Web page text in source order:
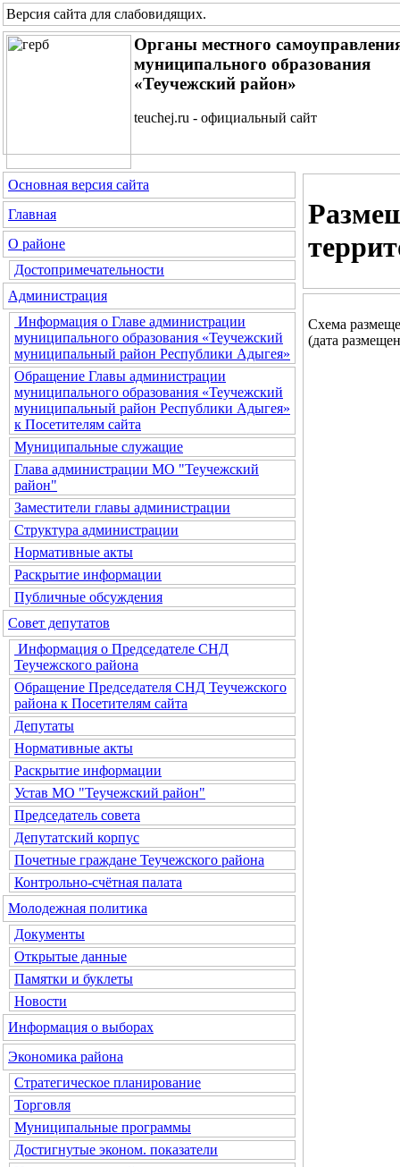
Версия сайта для слабовидящих.
Органы местного
муниципального образования
«Теучежский район»
teuchej.ru - официальный сайт
Основная версия сайта
Главная
О районе
Достопримечательности
Администрация
Информация о Главе администрации
муниципального образования «Теучежский
муниципальный район Республики Адыгея»
Обращение Главы администрации
муниципального образования «Теучежский
муниципальный район Республики Адыгея»
к Посетителям сайта
Муниципальные служащие
Глава администрации МО "Теучежский
район"
Заместители главы администрации
Структура администрации
Нормативные акты
Раскрытие информации
Публичные обсуждения
Совет депутатов
Информация о Председателе СНД
Теучежского района
Обращение Председателя СНД Теучежского
района к Посетителям сайта
Депутаты
Нормативные акты
Раскрытие информации
Устав МО "Теучежский район"
Председатель совета
Депутатский корпус
Почетные граждане Теучежского района
Контрольно-счётная палата
Молодежная политика
Документы
Открытые данные
Памятки и буклеты
Новости
Информация о выборах
Экономика района
Стратегическое планирование
Торговля
Муниципальные программы
Достигнутые эконом. показатели
Схема
(дата